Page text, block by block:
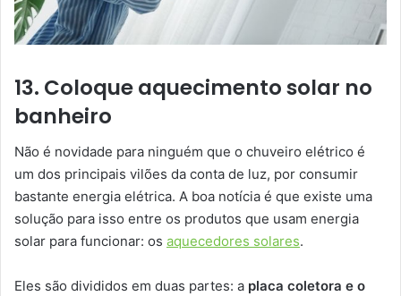
13. Coloque aquecimento solar no
banheiro
Não é novidade para ninguém que o chuveiro elétrico é
um dos principais vilões da conta de luz, por consumir
bastante energia elétrica. A boa notícia é que existe uma
solução para isso entre os produtos que usam energia
solar para funcionar: os aquecedores solares.
Eles são divididos em duas partes: a placa coletora e o